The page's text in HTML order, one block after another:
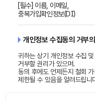
[필수] 이름, 이메일,
중복가입확인정보(DI)
개인정보 수집동의 거부
귀하는 상기 개인정보 수집
거부할 권리가 있으며.
동의 후에도 언제든지 철회
제한될 수 있음을 알려드립니